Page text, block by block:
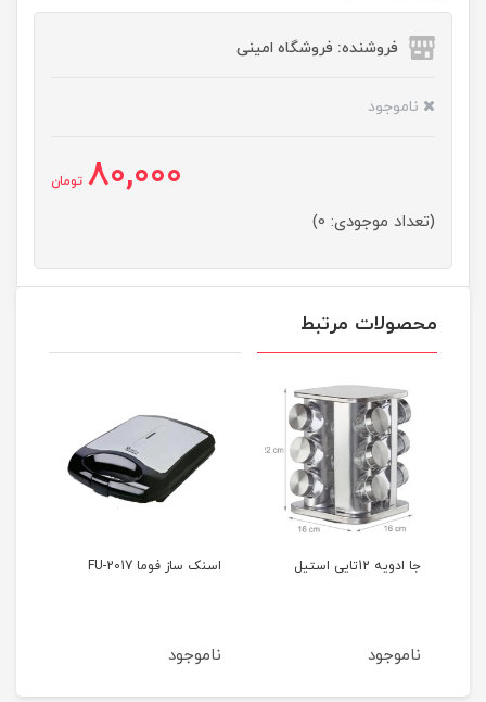
فروشنده: فروشگاه امینی
ناموجود
80,000 تومان
(تعداد موجودی: 0)
محصولات مرتبط
اسنک ساز فوما FU-2017